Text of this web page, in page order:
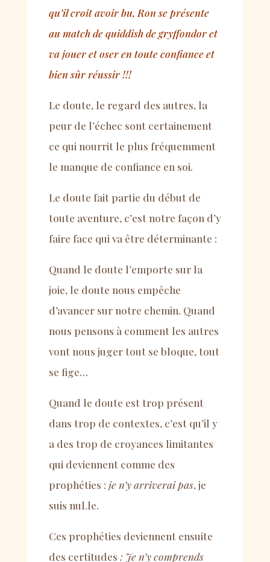
qu’il croit avoir bu, Ron se présente
au match de quiddish de gryffondor et
va jouer et oser en toute confiance et
bien sûr réussir !!!
Le doute, le regard des autres, la
peur de l’échec sont certainement
ce qui nourrit le plus fréquemment
le manque de confiance en soi.
Le doute fait partie du début de
toute aventure, c’est notre façon d’y
faire face qui va être déterminante :
Quand le doute l’emporte sur la
joie, le doute nous empêche
d’avancer sur notre chemin. Quand
nous pensons à comment les autres
vont nous juger tout se bloque, tout
se fige…
Quand le doute est trop présent
dans trop de contextes, c’est qu’il y
a des trop de croyances limitantes
qui deviennent comme des
prophéties : je n’y arriverai pas, je
suis nul.le.
Ces prophéties deviennent ensuite
des certitudes : Je n’y comprends